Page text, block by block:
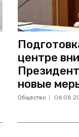
центре
новые
Общество